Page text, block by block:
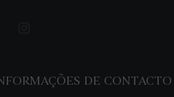
DE CONTACTO